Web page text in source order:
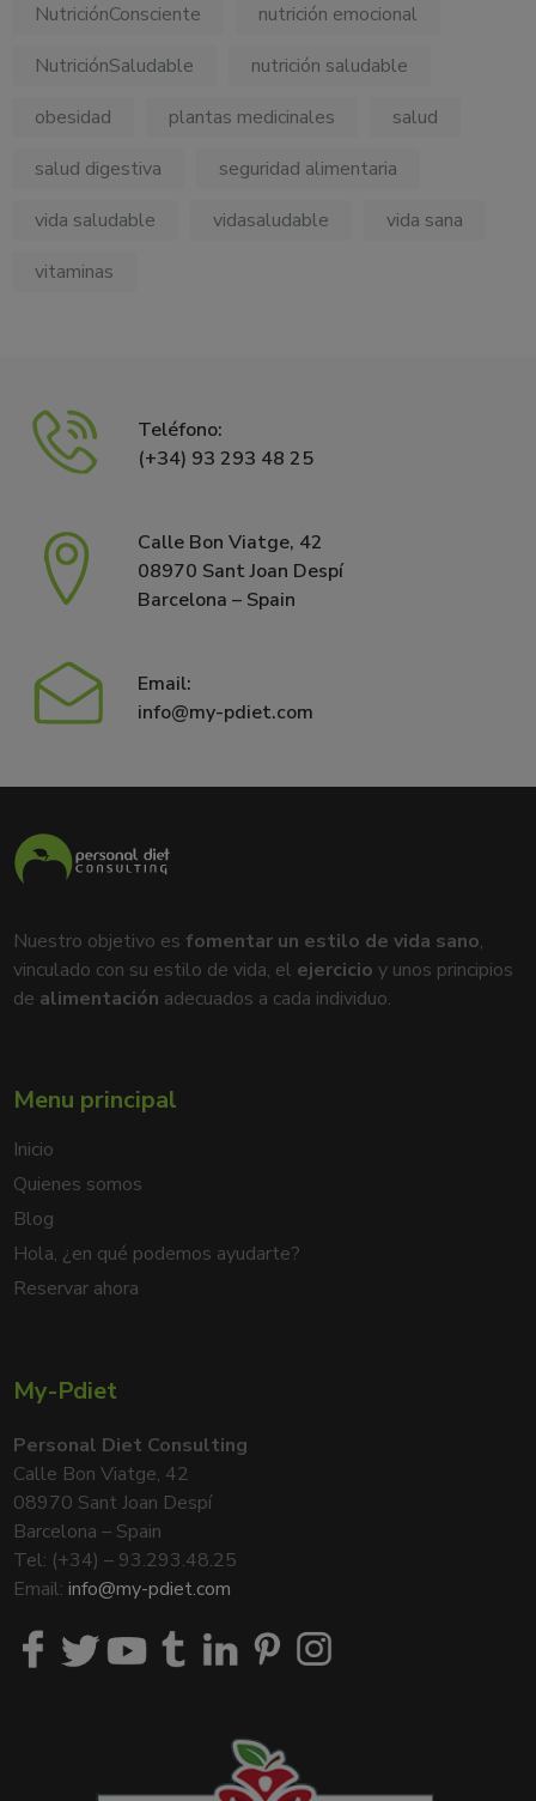
NutriciónConsciente
nutrición emocional
NutriciónSaludable
nutrición saludable
obesidad
plantas medicinales
salud
salud digestiva
seguridad alimentaria
vida saludable
vidasaludable
vida sana
vitaminas
Teléfono:
(+34) 93 293 48 25
Calle Bon Viatge, 42
08970 Sant Joan Despí
Barcelona – Spain
Email:
info@my-pdiet.com
Nuestro objetivo esfomentar un estilo de vida sano,
vinculado con su estilo de vida, el ejercicio y unos principios
de alimentación adecuados a cada individuo.
Menu principal
Inicio
Quienes somos
Blog
Hola, ¿en qué podemos ayudarte?
Reservar ahora
My-Pdiet
Personal Diet Consulting
Calle Bon Viatge, 42
08970 Sant Joan Despí
Barcelona – Spain
Tel: (+34) – 93.293.48.25
Email:info@my-pdiet.com